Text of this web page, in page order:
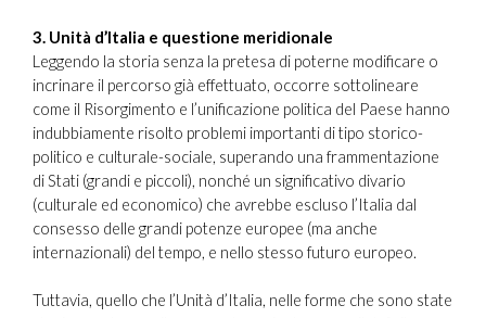
3. Unità d’Italia e questione meridionale
Leggendo la storia senza la pretesa di poterne modificare o
incrinare il percorso già effettuato, occorre sottolineare
come il Risorgimento e l’unificazione politica del Paese hanno
indubbiamente risolto problemi importanti di tipo storico-
politico e culturale-sociale, superando una frammentazione
di Stati (grandi e piccoli), nonché un significativo divario
(culturale ed economico) che avrebbe escluso l’Italia dal
consesso delle grandi potenze europee (ma anche
internazionali) del tempo, e nello stesso futuro europeo.
Tuttavia, quello che l’Unità d’Italia, nelle forme che sono state